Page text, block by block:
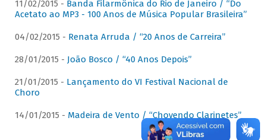
11/02/2015 - Banda Filarmônica do Rio de Janeiro / “Do
Acetato ao MP3 - 100 Anos de Música Popular Brasileira”
04/02/2015 - Renata Arruda / “20 Anos de Carreira”
28/01/2015 - João Bosco / “40 Anos Depois”
21/01/2015 - Lançamento do VI Festival Nacional de
Choro
14/01/2015 - Madeira de Vento / “Chovendo Clarinetes”